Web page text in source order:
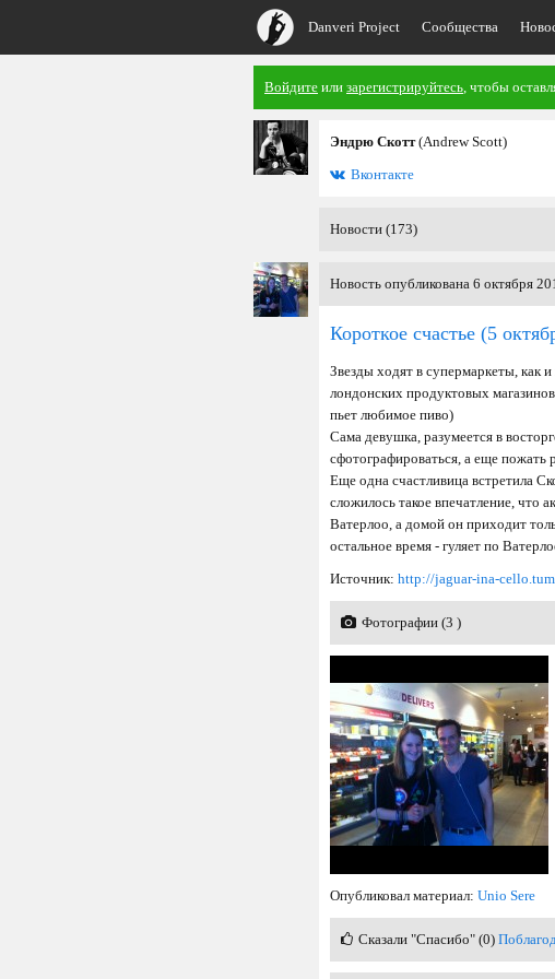
Danveri Project Сообщества
Войдите или зарегистрируйтесь, чтобы
Эндрю Скотт(Andrew Scott)
Вконтакте
Новости (173)
Новость опубликована 6 октября
Короткое счастье (5
Звезды ходят в супермаркеты, как
лондонских продуктовых
пьет любимое пиво)
Сама девушка, разумеется в
сфотографироваться, а еще
Еще одна счастливица встретила
сложилось такое впечатление, что
Ватерлоо, а домой он приходит
остальное время - гуляет по
Источник: http://jaguar-ina-
Фотографии (3 )
Опубликовал материал: Unio Sere
Сказали "Спасибо" (0)